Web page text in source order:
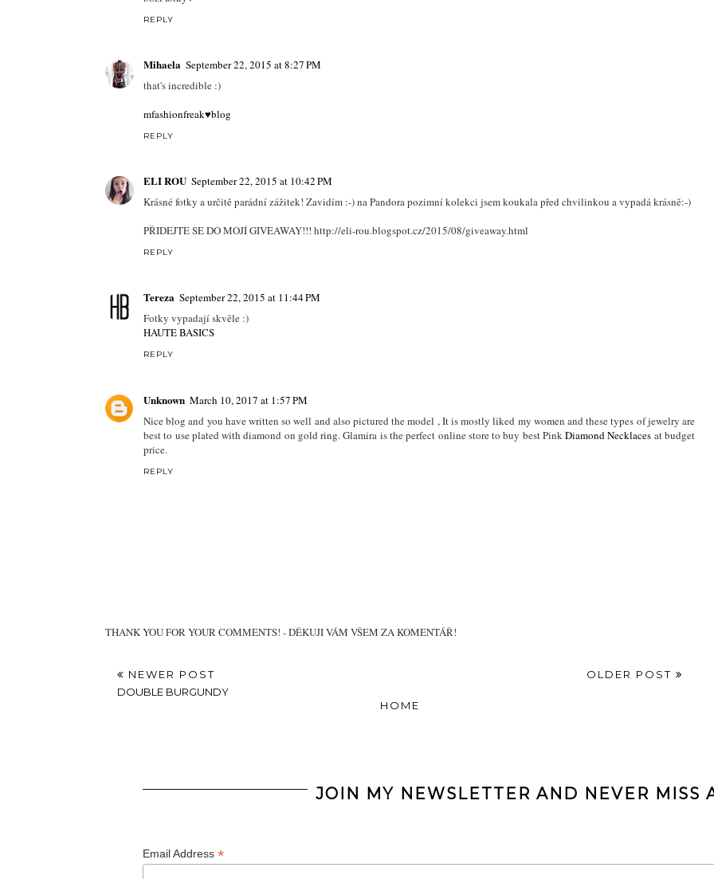
Anete Lasmane
www.anetesdomas.blogspot.com
REPLY
boží fotky♥
REPLY
Mihaela September 22, 2015 at 8:27 PM
that's incredible :)
mfashionfreak♥blog
ELI ROU September 22, 2015 at 10:42 PM
Krásné fotky a určitě parádní zážitek! Zavidím :-) na Pandora pozimní kolekci jsem koukala před chvilinkou a vypadá krásně:-)
PŘIDEJTE SE DO MOJÍ GIVEAWAY!!! http://eli-rou.blogspot.cz/2015/08/giveaway.html
Unknown March 10, 2017 at 1:57 PM
best to use plated with diamond on gold ring. Glamira is the perfect online store to buy best Pink
Diamond Necklacesat budget
price.
THANK YOU FOR YOUR COMMENTS! - DĚKUJI VÁM VŠEM ZA KOMENTÁŘ!